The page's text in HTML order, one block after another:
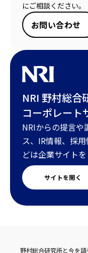
にご相談ください。
お問い合わせ
NRI 野村総合
コーポレート
NRIからの提言や
ス、IR情報、採
どは企業サイトを
サイトを開く
野村総合研究所と今を